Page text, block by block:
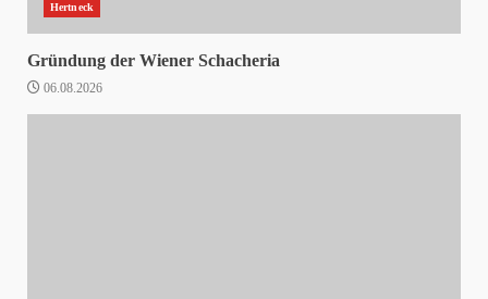
Hertneck
Gründung der Wiener Schacheria
06.08.2026